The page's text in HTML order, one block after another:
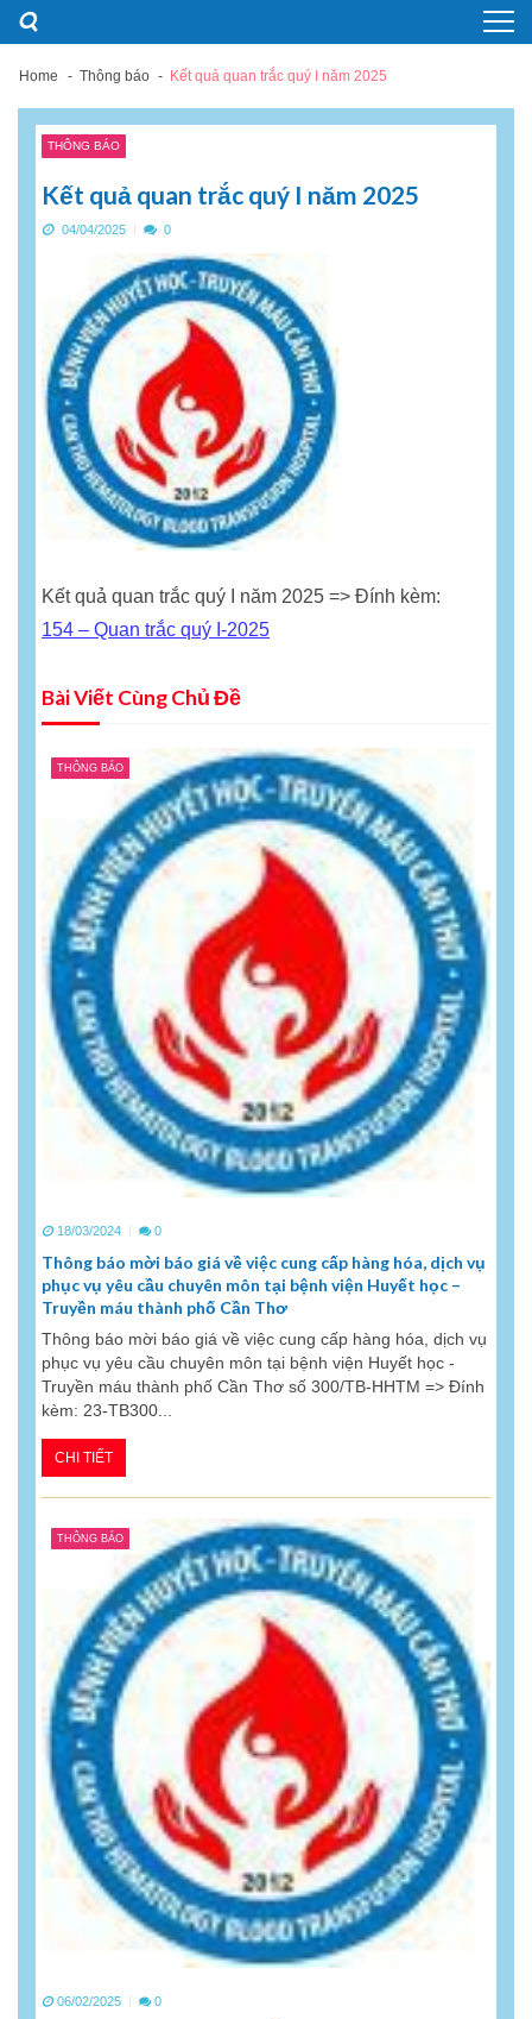
Skip
navigation
Skip
content
Home Thông báo Kết quả quan trắc quý I năm 2025
THÔNG BÁO
Kết quả quan trắc quý I năm 2025
04/04/2025 0
Kết quả quan trắc quý I năm 2025 => Đính kèm:
154 – Quan trắc quý I-2025
Bài Viết Cùng Chủ Đề
THÔNG BÁO
18/03/2024 0
Thông báo mời báo giá về việc cung cấp hàng hóa, dịch vụ
phục vụ yêu cầu chuyên môn tại bệnh viện Huyết học –
Truyền máu thành phố Cần Thơ
Thông báo mời báo giá về việc cung cấp hàng hóa, dịch vụ
phục vụ yêu cầu chuyên môn tại bệnh viện Huyết học -
Truyền máu thành phố Cần Thơ số 300/TB-HHTM => Đính
kèm: 23-TB300...
CHI TIẾT
THÔNG BÁO
06/02/2025 0